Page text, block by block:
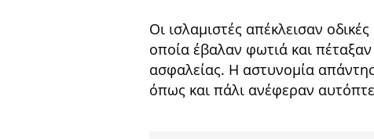
Οι ισλαμιστές απέκλεισαν
οποία έβαλαν φωτιά και
ασφαλείας. Η αστυνομία
όπως και πάλι ανέφεραν